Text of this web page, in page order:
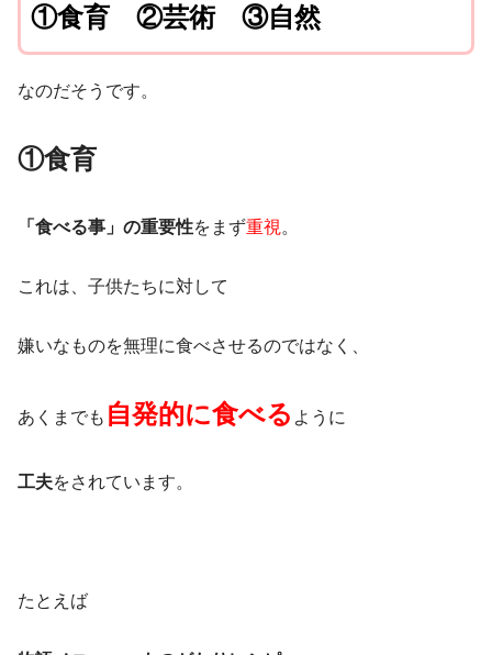
①食育 ②芸術 ③自然
なのだそうです。
①食育
「食べる事」の重要性をまず重視 。
これは、子供たちに対して
嫌いなものを無理に食べさせるのではなく、
あくまでも 自発的に食べる ように
工夫をされています。
たとえば